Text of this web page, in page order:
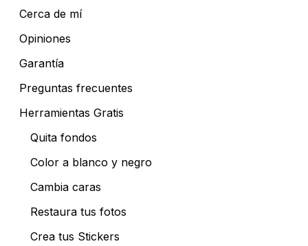
Cerca de mí
Opiniones
Garantía
Preguntas frecuentes
Herramientas Gratis
Quita fondos
Color a blanco y negro
Cambia caras
Restaura tus fotos
Crea tus Stickers